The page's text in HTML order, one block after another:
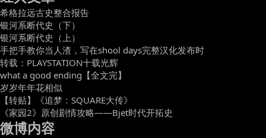
希格拉远古史整合报告
银河系断代史（下）
银河系断代史（上）
手把手教你当人渣，写在shool days完整汉化发布时
转载：PLAYSTATION十载光辉
what a good ending【全文完】
岁岁年年花相似
【转贴】《追梦：SQUARE大传》
《家园2》原创剧情攻略——Bjet时代开拓史
微博内容